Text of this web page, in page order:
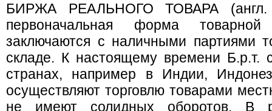
БИРЖА РЕАЛЬНОГО ТОВАРА
первоначальная форма
заключаются с наличными партиями
складе. К настоящему времени Б.р.т.
странах, например в Индии,
осуществляют торговлю товарами
не имеют солидных оборотов. В